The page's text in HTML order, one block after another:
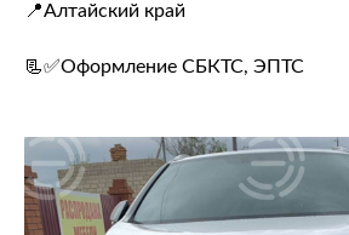
📍Алтайский край
📃✅Оформление СБКТС, ЭПТС